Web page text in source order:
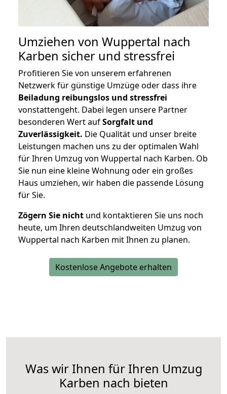
Umziehen von Wuppertal nach
Karben sicher und stressfrei
Profitieren Sie von unserem erfahrenen
Netzwerk für günstige Umzüge oder dass ihre
Beiladung reibungslos und stressfrei
vonstattengeht. Dabei legen unsere Partner
besonderen Wert aufSorgfalt und
Zuverlässigkeit. Die Qualität und unser breite
Leistungen machen uns zu der optimalen Wahl
für Ihren Umzug von Wuppertal nach Karben. Ob
Sie nun eine kleine Wohnung oder ein großes
Haus umziehen, wir haben die passende Lösung
für Sie.
Zögern Sie nicht und kontaktieren Sie uns noch
heute, um Ihren deutschlandweiten Umzug von
Wuppertal nach Karben mit Ihnen zu planen.
Kostenlose Angebote erhalten
Was wir Ihnen für Ihren Umzug
Karben nach bieten